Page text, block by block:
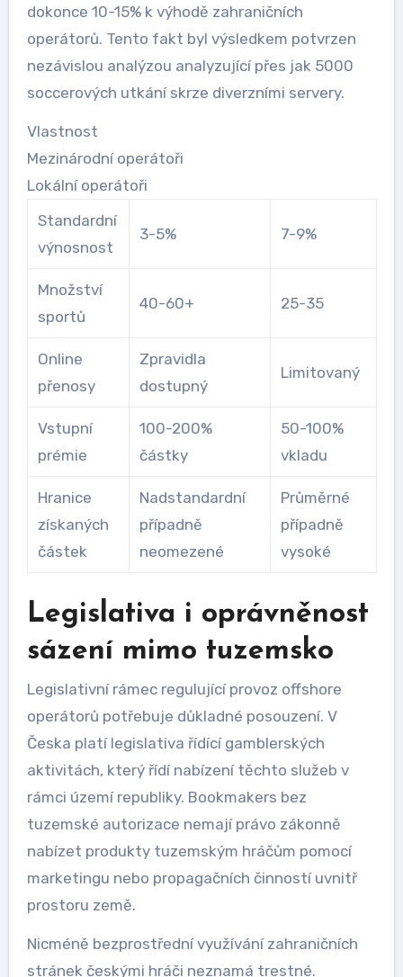
dokonce 10-15% k výhodě zahraničních
operátorů. Tento fakt byl výsledkem potvrzen
nezávislou analýzou analyzující přes jak 5000
soccerových utkání skrze diverzními servery.
Vlastnost
Mezinárodní operátoři
Lokální operátoři
Standardní
výnosnost
3-5% 7-9%
Množství
sportů
40-60+ 25-35
Online
přenosy
Zpravidla
dostupný
Limitovaný
Vstupní
prémie
100-200%
částky
50-100%
vkladu
Hranice
získaných
částek
Nadstandardní
případně
neomezené
Průměrné
případně
vysoké
Legislativa i oprávněnost
sázení mimo tuzemsko
Legislativní rámec regulující provoz offshore
operátorů potřebuje důkladné posouzení. V
Česka platí legislativa řídící gamblerských
aktivitách, který řídí nabízení těchto služeb v
rámci území republiky. Bookmakers bez
tuzemské autorizace nemají právo zákonně
nabízet produkty tuzemským hráčům pomocí
marketingu nebo propagačních činností uvnitř
prostoru země.
Nicméně bezprostřední využívání zahraničních
stránek českými hráči neznamá trestné.